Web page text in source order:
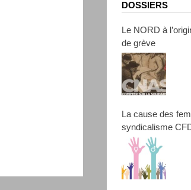
DOSSIERS
Le NORD à
de grève
La cause des
syndicalisme